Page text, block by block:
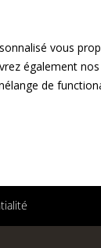
vous
également
de